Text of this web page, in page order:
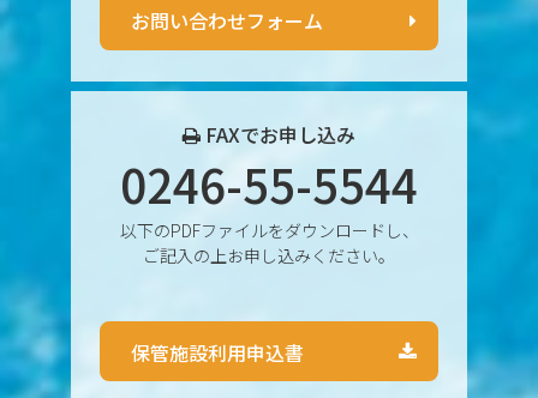
2024年12月
2024年9月
2024年8月
2024年6月
お問い合わせフォーム
FAXでお申し込み
0246-55-5544
以下のPDFファイルをダウンロードし、
ご記入の上お申し込みください。
保管施設利用申込書